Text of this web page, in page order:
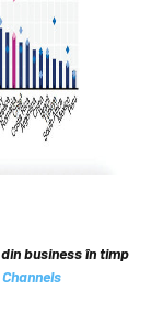
business în timp